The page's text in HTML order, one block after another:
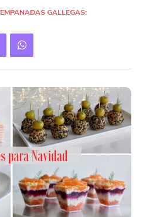
EMPANADAS GALLEGAS: